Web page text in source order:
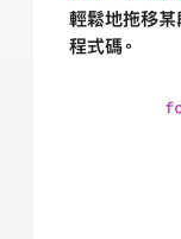
輕鬆地拖移某
程式碼。